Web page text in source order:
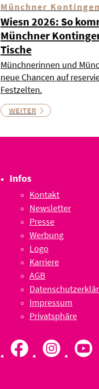
Münchner
Wiesn 2026: So
Münchner
Tische
Münchnerinnen und
neue Chancen auf
Festzelten.
WEITER
Infos
Kontakt
Newsletter
Presse
Werbung
Logo
Karriere
AGB
Impressum
Privatsphäre